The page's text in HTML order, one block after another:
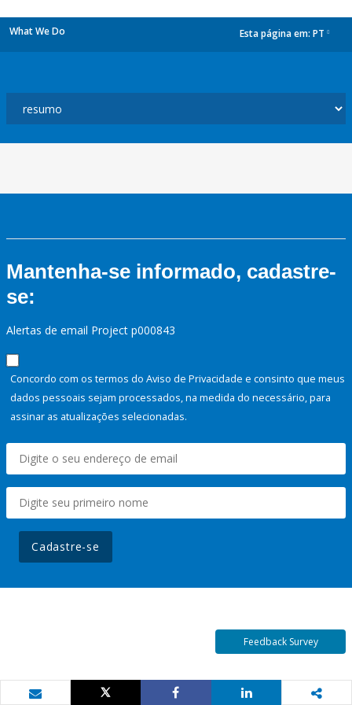
What We Do Esta página em: PT
Mantenha-se informado, cadastre-
se:
Alertas de email Project p000843
Concordo com os termos do Aviso de Privacidade e consinto que meus
dados pessoais sejam processados, na medida do necessário, para
assinar as atualizações selecionadas.
Cadastre-se
Feedback Survey